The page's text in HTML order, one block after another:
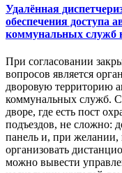
Удалённая
обеспечения доступа
коммунальных служб
При согласовании
вопросов является
дворовую территорию
коммунальных служб.
дворе, где есть пост
подъездов, не сложно:
панель и, при желании,
организовать
можно вывести